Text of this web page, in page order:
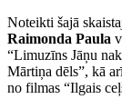
Noteikti šajā
Raimonda Paula
“Limuzīns Jāņu
Mārtiņa dēls”, kā
no filmas “Ilgais